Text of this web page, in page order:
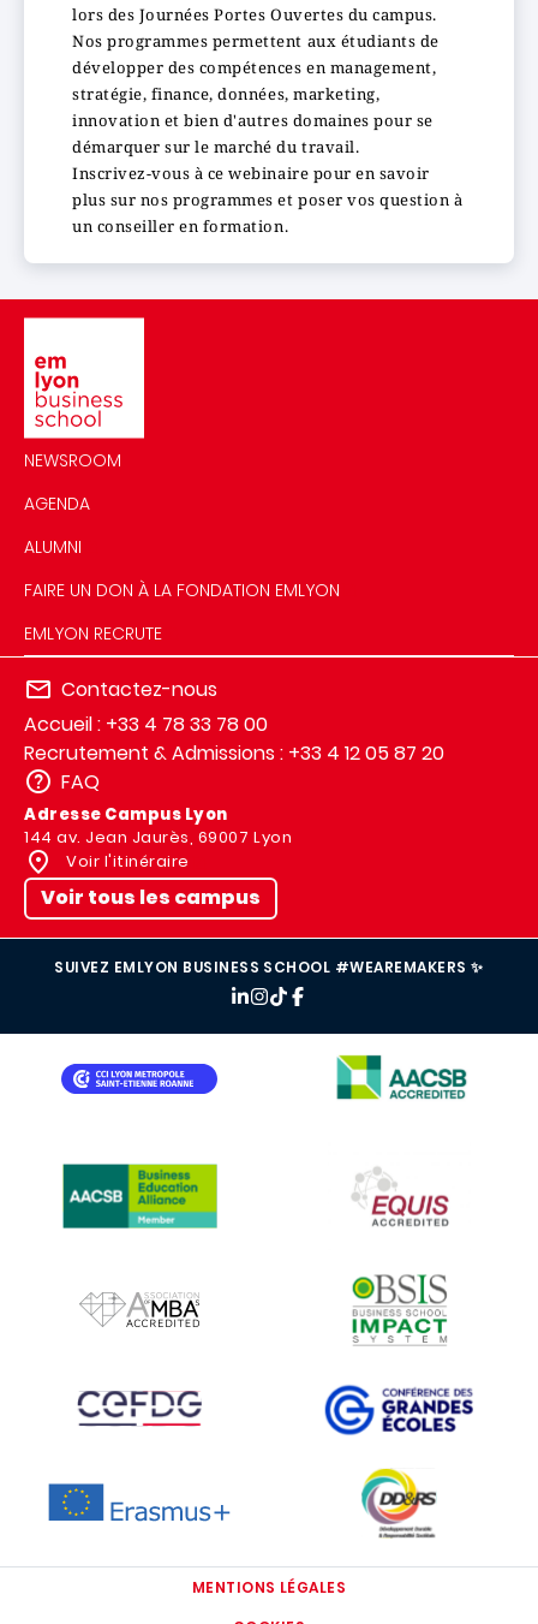
lors des Journées Portes Ouvertes du campus.
Nos programmes permettent aux étudiants de
développer des compétences en management,
stratégie, finance, données, marketing,
innovation et bien d'autres domaines pour se
démarquer sur le marché du travail.
Inscrivez-vous à ce webinaire pour en savoir
plus sur nos programmes et poser vos question à
un conseiller en formation.
NEWSROOM
AGENDA
ALUMNI
FAIRE UN DON À LA FONDATION EMLYON
EMLYON RECRUTE
Contactez-nous
Accueil : +33 4 78 33 78 00
Recrutement & Admissions : +33 4 12 05 87 20
FAQ
Adresse Campus Lyon
144 av. Jean Jaurès, 69007 Lyon
Voir l'itinéraire
Voir tous les campus
SUIVEZ EMLYON BUSINESS SCHOOL #WEAREMAKERS ✨
IMAGE
IMAGE
IMAGE
IMAGE
IMAGE IMAGE
MENTIONS LÉGALES